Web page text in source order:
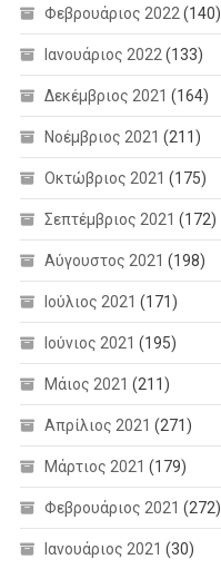
Φεβρουάριος 2022 (140)
Ιανουάριος 2022 (133)
Δεκέμβριος 2021 (164)
Νοέμβριος 2021 (211)
Οκτώβριος 2021 (175)
Σεπτέμβριος 2021 (172)
Αύγουστος 2021 (198)
Ιούλιος 2021 (171)
Ιούνιος 2021 (195)
Μάιος 2021 (211)
Απρίλιος 2021 (271)
Μάρτιος 2021 (179)
Φεβρουάριος 2021 (272)
Ιανουάριος 2021 (30)